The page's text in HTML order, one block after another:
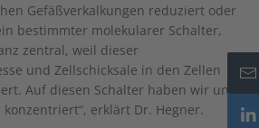
Gefäßverkalkungen reduziert oder
bestimmter molekularer Schalter,
zentral, weil dieser
und Zellschicksale in den Zellen
Auf diesen Schalter haben wir uns
erklärt Dr. Hegner.